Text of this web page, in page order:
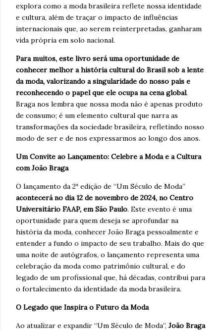
explora como a moda brasileira reflete nossa identidade
e cultura, além de traçar o impacto de influências
internacionais que, ao serem reinterpretadas, ganharam
vida própria em solo nacional.
Para muitos, este livro será uma oportunidade de
conhecer melhor a história cultural do Brasil sob a lente
da moda, valorizando a singularidade do nosso país e
reconhecendo o papel que ele ocupa na cena global.
Braga nos lembra que nossa moda não é apenas produto
de consumo; é um elemento cultural que narra as
transformações da sociedade brasileira, refletindo nosso
modo de ser e de nos expressarmos ao longo dos anos.
Um Convite ao Lançamento: Celebre a Moda e a Cultura
com João Braga
O lançamento da 2ª edição de “Um Século de Moda”
acontecerá no dia 12 de novembro de 2024, no Centro
Universitário FAAP, em São Paulo. Este evento é uma
oportunidade para quem deseja se aprofundar na
história da moda, conhecer João Braga pessoalmente e
entender a fundo o impacto de seu trabalho. Mais do que
uma noite de autógrafos, o lançamento representa uma
celebração da moda como patrimônio cultural, e do
legado de um profissional que, há décadas, contribui para
o fortalecimento da identidade da moda brasileira.
O Legado que Inspira o Futuro da Moda
Ao atualizar e expandir “Um Século de Moda”, João Braga